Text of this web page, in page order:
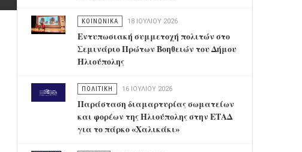
ΚΟΙΝΩΝΙΚΑ 18 ΙΟΥΛΊΟΥ 2026
Εντυπωσιακή συμμετοχή πολιτών στο
Σεμινάριο Πρώτων Βοηθειών του Δήμου
Ηλιούπολης
ΠΟΛΙΤΙΚΗ 16 ΙΟΥΛΊΟΥ 2026
Παράσταση διαμαρτυρίας σωματείων
και φορέων της Ηλιούπολης στην ΕΤΑΔ
για το πάρκο «Χαλικάκι»